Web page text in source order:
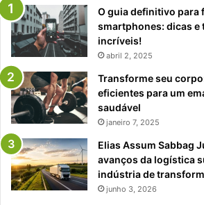
O guia definitivo para
smartphones: dicas e
incríveis!
abril 2, 2025
Transforme seu
eficientes para um
saudável
janeiro 7, 2025
Elias Assum Sabbag
avanços da logística
indústria de
junho 3, 2026